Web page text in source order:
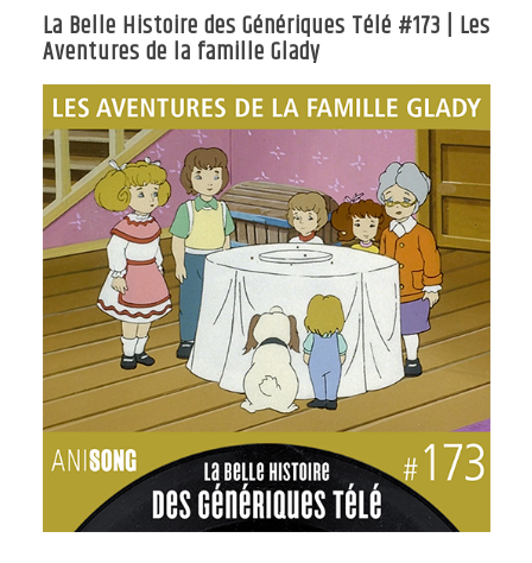
La Belle Histoire des Génériques Télé #173 | Les
Aventures de la famille Glady